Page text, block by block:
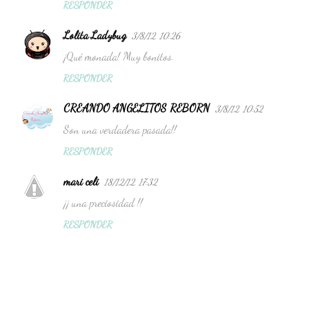
RESPONDER
Lolita Ladybug 3/8/12, 10:26
¡Qué monada! Muy bonitos.
RESPONDER
CREANDO ANGELITOS REBORN 3/8/12, 10:52
Son una verdadera pasada!!
RESPONDER
mari celi 18/12/12, 17:32
¡¡ una preciosidad !!
RESPONDER